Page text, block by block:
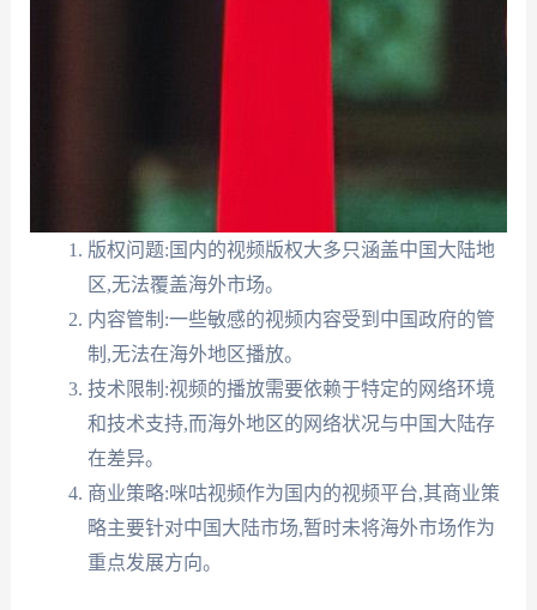
版权问题:国内的视频版权大多只涵盖中国大陆地
区,无法覆盖海外市场。
内容管制:一些敏感的视频内容受到中国政府的管
制,无法在海外地区播放。
技术限制:视频的播放需要依赖于特定的网络环境
和技术支持,而海外地区的网络状况与中国大陆存
在差异。
商业策略:咪咕视频作为国内的视频平台,其商业策
略主要针对中国大陆市场,暂时未将海外市场作为
重点发展方向。